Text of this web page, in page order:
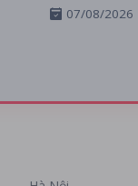
07/08/2026